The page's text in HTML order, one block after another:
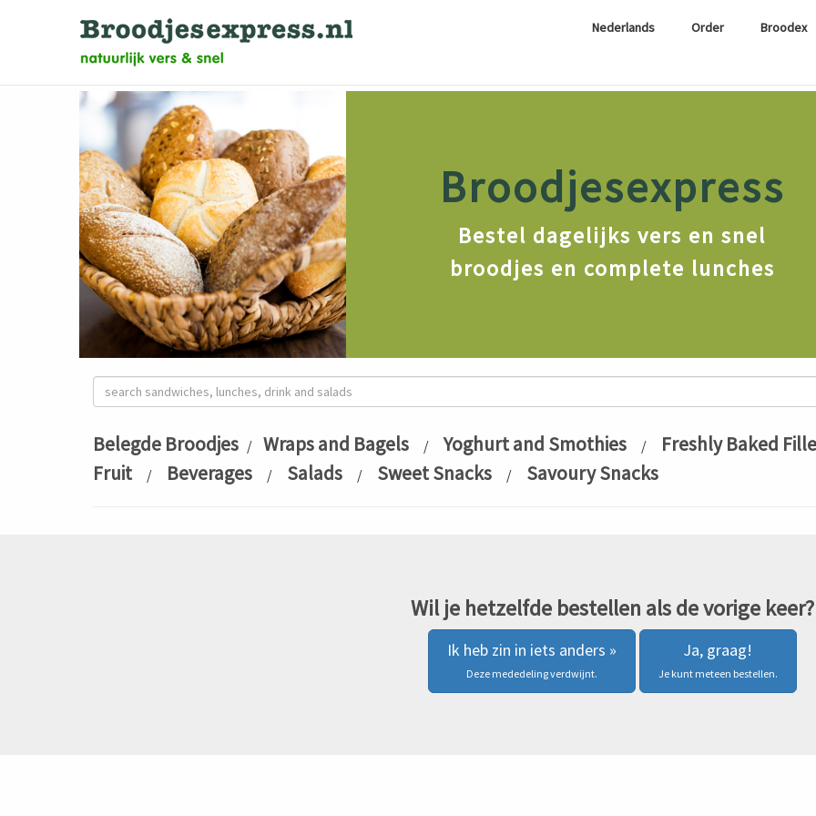
Nederlands Order Broodex
Broodjesexpress
Bestel dagelijks vers en snel
broodjes en complete lunches
Belegde Broodjes / Wraps and Bagels / Yoghurt and Smothies / Freshly Baked
Fruit / Beverages / Salads / Sweet Snacks / Savoury Snacks
Wil je hetzelfde bestellen als de vorige keer?
Ik heb zin in iets anders »
Deze mededeling verdwijnt.
Ja, graag!
Je kunt meteen bestellen.